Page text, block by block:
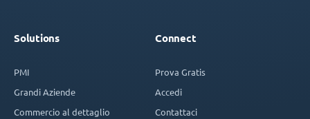
Solutions
PMI
Grandi Aziende
Commercio al dettaglio
Connect
Prova Gratis
Accedi
Contattaci